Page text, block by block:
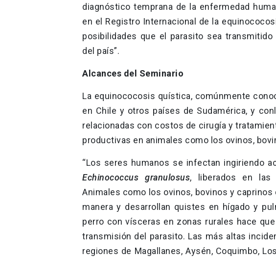
diagnóstico temprana de la enfermedad
en el Registro Internacional de la
posibilidades que el parasito sea
del país”.
Alcances del Seminario
La equinococosis quística, comúnmente
en Chile y otros países de Sudamérica, y
relacionadas con costos de cirugía y
productivas en animales como los ovinos,
“Los seres humanos se infectan ingiriendo
Echinococcus
granulosus, liberados en las
Animales como los ovinos, bovinos y
manera y desarrollan quistes en hígado y
perro con vísceras en zonas rurales hace
transmisión del parasito. Las más altas
regiones de Magallanes, Aysén, Coquimbo,